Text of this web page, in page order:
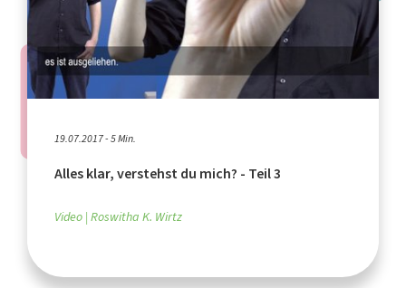
19.07.2017 - 5 Min.
Alles klar, verstehst du mich? - Teil 3
Video Roswitha K. Wirtz